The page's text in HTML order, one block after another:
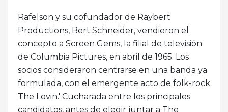
Rafelson y su cofundador de Raybert
Productions, Bert Schneider, vendieron el
concepto a Screen Gems, la filial de televisión
de Columbia Pictures, en abril de 1965. Los
socios consideraron centrarse en una banda ya
formulada, con el emergente acto de folk-rock
The Lovin.' Cucharada entre los principales
candidatos, antes de elegir juntar a The